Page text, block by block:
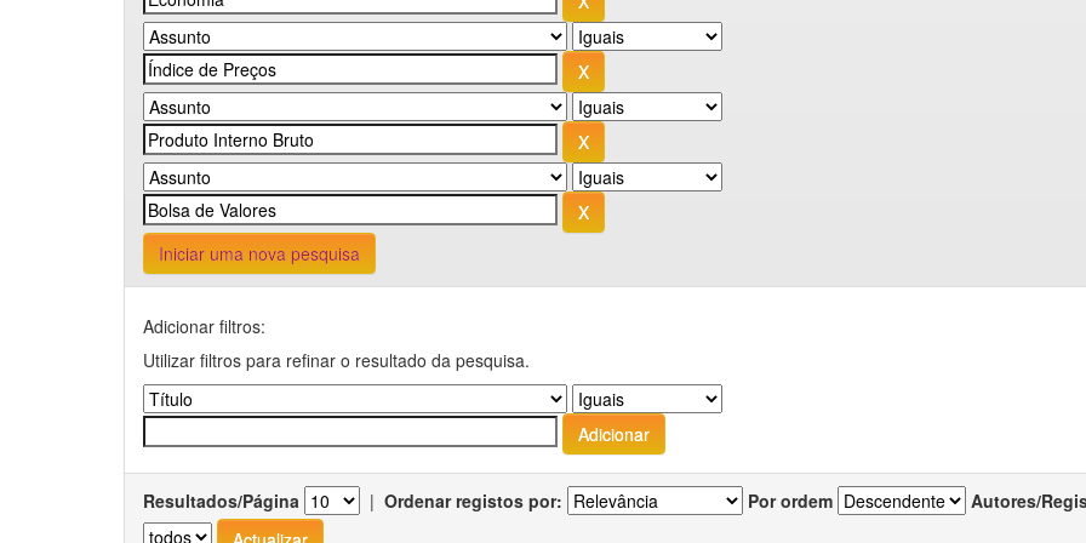
Iniciar uma nova pesquisa
Adicionar filtros:
Utilizar filtros para refinar o resultado da pesquisa.
Resultados/Página | Ordenar registos por: Por ordem Autores/